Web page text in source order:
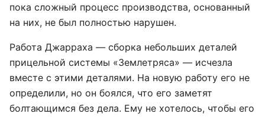
пока сложный процесс производства, основанный
на них, не был полностью нарушен.
Работа Джарраха — сборка небольших деталей
прицельной системы «Землетряса» — исчезла
вместе с этими деталями. На новую работу его не
определили, но он боялся, что его заметят
болтающимся без дела. Ему не хотелось, чтобы его